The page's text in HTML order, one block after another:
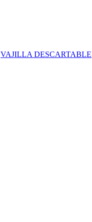
VAJILLA DESCARTABLE